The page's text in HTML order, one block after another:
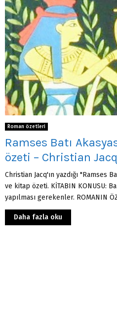
Roman özetleri
Ramses Batı
özeti – Christian Jacq
Christian Jacq'ın yazdığı "Ramses
ve kitap özeti. KİTABIN KONUSU:
yapılması gerekenler. ROMANIN
Daha fazla oku